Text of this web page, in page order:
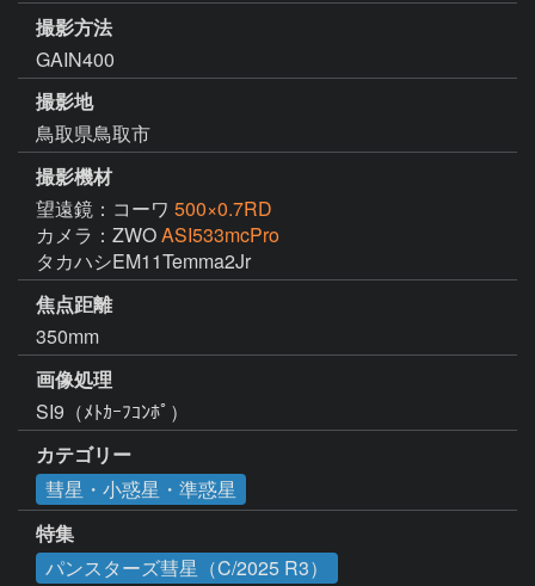
撮影方法
GAIN400
撮影地
鳥取県鳥取市
撮影機材
望遠鏡：コーワ 500×0.7RD
カメラ：ZWOASI533mcPro
タカハシEM11Temma2Jr
焦点距離
350mm
画像処理
SI9（ﾒﾄｶｰﾌｺﾝﾎﾟ）
カテゴリー
彗星・小惑星・準惑星
特集
パンスターズ彗星（C/2025 R3）